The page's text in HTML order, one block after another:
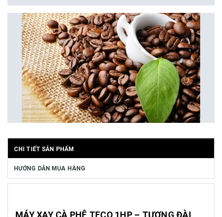
CHI TIẾT SẢN PHẨM
HƯỚNG DẪN MUA HÀNG
MÁY XAY CÀ PHÊ TECO 1HP – TƯỢNG ĐÀI